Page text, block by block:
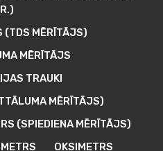
(TDS MĒRĪTĀJS)
MĒRĪTĀJS
TRAUKI
MĒRĪTĀJS)
(SPIEDIENA MĒRĪTĀJS)
OKSIMETRS